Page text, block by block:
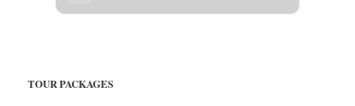
TOUR PACKAGES